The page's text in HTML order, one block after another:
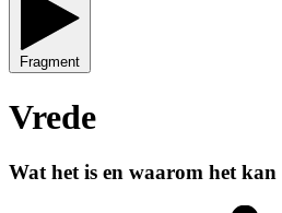
Fragment
Vrede
Wat het is en waarom het kan